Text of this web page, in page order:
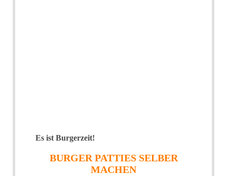
Es ist Burgerzeit!
BURGER PATTIES SELBER
MACHEN